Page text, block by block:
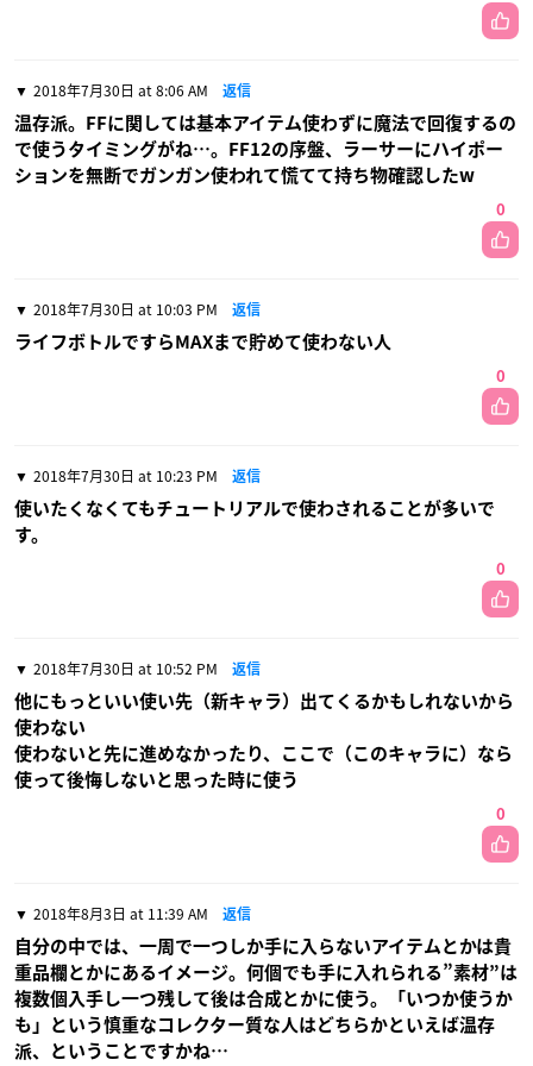
2018年7月30日 at 8:06 AM 返信
温存派。FFに関しては基本アイテム使わずに魔法で回復するの
で使うタイミングがね…。FF12の序盤、ラーサーにハイポー
ションを無断でガンガン使われて慌てて持ち物確認したw
0
2018年7月30日 at 10:03 PM 返信
ライフボトルですらMAXまで貯めて使わない人
0
2018年7月30日 at 10:23 PM 返信
使いたくなくてもチュートリアルで使わされることが多いで
す。
0
2018年7月30日 at 10:52 PM 返信
他にもっといい使い先（新キャラ）出てくるかもしれないから
使わない
使わないと先に進めなかったり、ここで（このキャラに）なら
使って後悔しないと思った時に使う
0
2018年8月3日 at 11:39 AM 返信
自分の中では、一周で一つしか手に入らないアイテムとかは貴
重品欄とかにあるイメージ。何個でも手に入れられる”素材”は
複数個入手し一つ残して後は合成とかに使う。「いつか使うか
も」という慎重なコレクター質な人はどちらかといえば温存
派、ということですかね…